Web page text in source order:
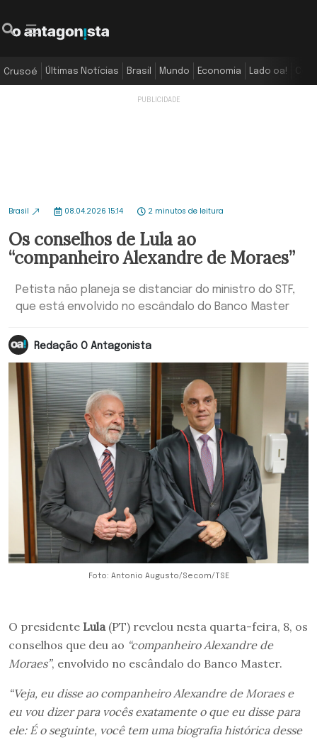
Crusoé Últimas Notícias Brasil Mundo Economia Lado oa!
Brasil 08.04.2026 15:14 2 minutos de leitura
Os conselhos de Lula ao
“companheiro Alexandre de Moraes”
Petista não planeja se distanciar do ministro do STF,
que está envolvido no escândalo do Banco Master
Redação O Antagonista
Foto: Antonio Augusto/Secom/TSE
O presidente Lula (PT) revelou nesta quarta-feira, 8, os
conselhos que deu ao “companheiro Alexandre de
Moraes”, envolvido no escândalo do Banco Master.
“Veja, eu disse ao companheiro Alexandre de Moraes e
eu vou dizer para vocês exatamente o que eu disse para
ele: É o seguinte, você tem uma biografia histórica desse